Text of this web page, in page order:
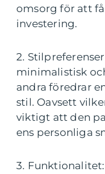
omsorg för att
investering.
2.
minimalistisk
andra föredrar
stil. Oavsett
viktigt att den
ens personliga
3.